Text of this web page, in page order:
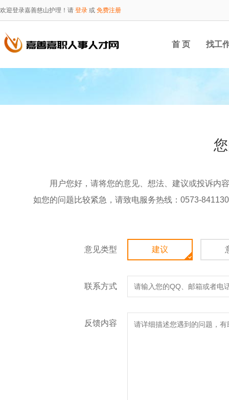
欢迎登录嘉善慈山护理！请 登录 或 免费注册
首 页 找工
用户您好，请将您的意见、想法、建议或投诉内
如您的问题比较紧急，请致电服务热线：0573-
意见类型 建议
联系方式
反馈内容